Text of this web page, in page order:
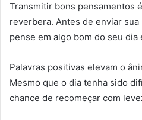
Transmitir bons pensamentos
reverbera. Antes de enviar
pense em algo bom do seu dia
Palavras positivas elevam o
Mesmo que o dia tenha sido
chance de recomeçar com